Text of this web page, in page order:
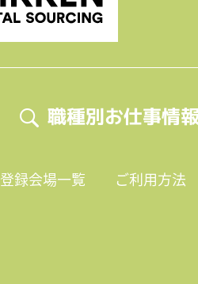
職種別お仕事情
登録会場一覧 ご利用方法